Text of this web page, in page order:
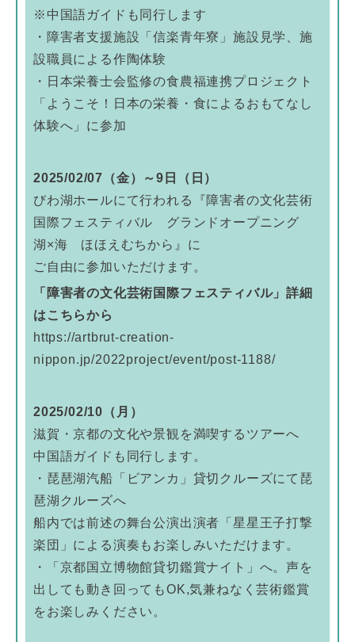
※中国語ガイドも同行します
・障害者支援施設「信楽青年寮」施設見学、施
設職員による作陶体験
・日本栄養士会監修の食農福連携プロジェクト
「ようこそ！日本の栄養・食によるおもてなし
体験へ」に参加
2025/02/07（金）～9日（日）
びわ湖ホールにて行われる『障害者の文化芸術
国際フェスティバル グランドオープニング
湖×海 ほほえむちから』に
ご自由に参加いただけます。
「障害者の文化芸術国際フェスティバル」詳細
はこちらから
https://artbrut-creation-
nippon.jp/2022project/event/post-1188/
2025/02/10（月）
滋賀・京都の文化や景観を満喫するツアーへ
中国語ガイドも同行します。
・琵琶湖汽船「ビアンカ」貸切クルーズにて琵
琶湖クルーズへ
船内では前述の舞台公演出演者「星星王子打撃
楽団」による演奏もお楽しみいただけます。
・「京都国立博物館貸切鑑賞ナイト」へ。声を
出しても動き回ってもOK,気兼ねなく芸術鑑賞
をお楽しみください。